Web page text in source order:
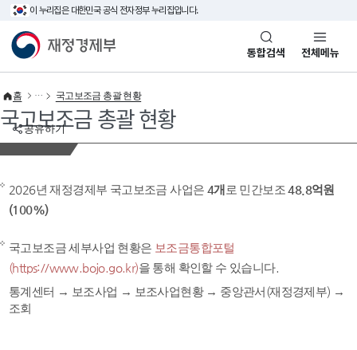
이 누리집은 대한민국 공식 전자정부 누리집입니다.
재정경제부(www.mofe.go.kr)통합검색 전체메뉴
공유하기
홈 국고보조금 총괄 현황
국고보조금 총괄 현황
2026년 재정경제부 국고보조금 사업은 4개 로 민간보조48.8억원
(100%)
국고보조금 세부사업 현황은 보조금통합포털
(https://www.bojo.go.kr)을 통해 확인할 수 있습니다.
통계센터 → 보조사업 → 보조사업현황 → 중앙관서(재정경제부) →
조회